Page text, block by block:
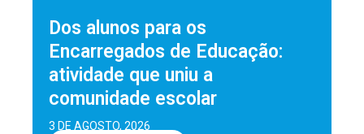
Dos alunos para os
Encarregados de Educação:
atividade que uniu a
comunidade escolar
3 DE AGOSTO, 2026